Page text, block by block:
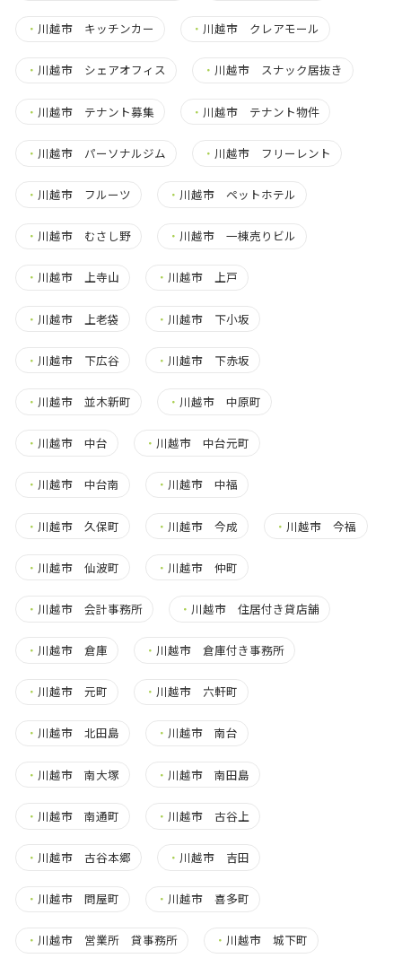
・ 川越市 キッチンカー ・ 川越市 クレアモール
・ 川越市 シェアオフィス ・ 川越市 スナック居抜き
・ 川越市 テナント募集 ・ 川越市 テナント物件
・ 川越市 パーソナルジム ・ 川越市 フリーレント
・ 川越市 フルーツ ・ 川越市 ペットホテル
・ 川越市 むさし野 ・ 川越市 一棟売りビル
・ 川越市 上寺山 ・ 川越市 上戸
・ 川越市 上老袋 ・ 川越市 下小坂
・ 川越市 下広谷 ・ 川越市 下赤坂
・ 川越市 並木新町 ・ 川越市 中原町
・ 川越市 中台 ・ 川越市 中台元町
・ 川越市 中台南 ・ 川越市 中福
・ 川越市 久保町 ・ 川越市 今成 ・ 川越市 今福
・ 川越市 仙波町 ・ 川越市 仲町
・ 川越市 会計事務所 ・ 川越市 住居付き貸店舗
・ 川越市 倉庫 ・ 川越市 倉庫付き事務所
・ 川越市 元町 ・ 川越市 六軒町
・ 川越市 北田島 ・ 川越市 南台
・ 川越市 南大塚 ・ 川越市 南田島
・ 川越市 南通町 ・ 川越市 古谷上
・ 川越市 古谷本郷 ・ 川越市 吉田
・ 川越市 問屋町 ・ 川越市 喜多町
・ 川越市 営業所 貸事務所 ・ 川越市 城下町